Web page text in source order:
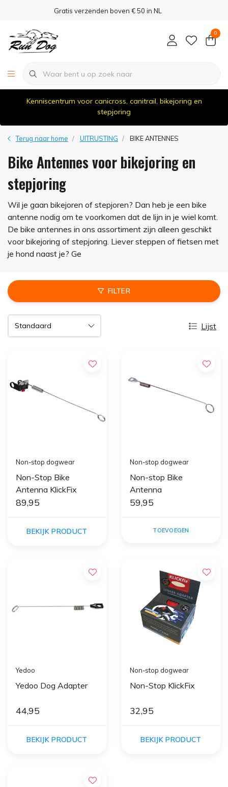
Gratis verzenden boven € 50 in NL
0
Kenniscentrum voor canicross, canitrail, bikejoring en
stepjoring
Terug naar home UITRUSTING BIKE ANTENNES
Bike Antennes voor bikejoring en
stepjoring
Wil je gaan bikejoren of stepjoren? Dan heb je een bike
antenne nodig om te voorkomen dat de lijn in je wiel komt.
De bike antennes in ons assortiment zijn alleen geschikt
voor bikejoring of stepjoring. Liever steppen of fietsen met
je hond naast je? Ge
FILTER
Lijst
Non-stop dogwear
Non-Stop Bike
Antenna KlickFix
89,95
BEKIJK PRODUCT
Non-stop dogwear
Non-stop Bike
Antenna
59,95
TOEVOEGEN
Yedoo
Yedoo Dog Adapter
44,95
BEKIJK PRODUCT
Non-stop dogwear
Non-Stop KlickFix
32,95
BEKIJK PRODUCT